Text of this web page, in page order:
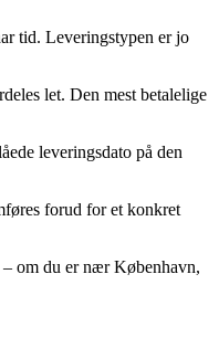
tid. Leveringstypen er jo
let. Den mest betalelige
leveringsdato på den
forud for et konkret
om du er nær København,